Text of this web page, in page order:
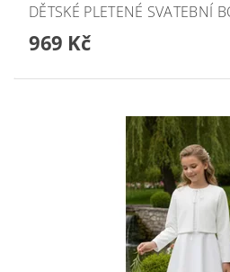
DĚTSKÉ PLETENÉ SVATEBNÍ
969 Kč